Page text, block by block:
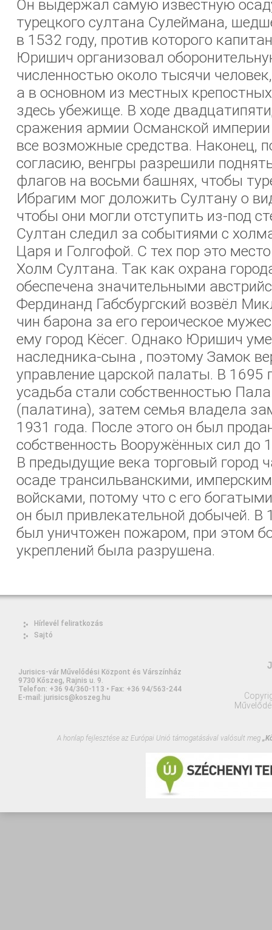
Он выдержал самую известную
турецкого султана Сулеймана,
в 1532 году, против которого
Юришич организовал
численностью около тысячи
а в основном из местных
здесь убежище. В ходе
сражения армии Османской
все возможные средства. Наконец,
согласию, венгры разрешили
флагов на восьми башнях, чтобы
Ибрагим мог доложить Султану о
чтобы они могли отступить из-под
Султан следил за событиями с
Царя и Голгофой. С тех пор это
Холм Султана. Так как охрана
обеспечена значительными
Фердинанд Габсбургский возвёл
чин барона за его героическое
ему город Кёсег. Однако Юришич
наследника-сына , поэтому Замок
управление царской палаты. В 1695
усадьба стали собственностью
(палатина), затем семья владела
1931 года. После этого он был
собственность Вооружённых сил до
В предыдущие века торговый город
осаде трансильванскими,
войсками, потому что с его
он был привлекательной добычей. В
был уничтожен пожаром, при этом
укреплений была разрушена.
Hírlevél feliratkozás
Sajtó
Jurisics-vár Művelődési Központ és Várszínház
9730 Kőszeg, Rajnis u. 9.
Telefon: +36 94/360-113 • Fax: +36 94/563-244
E-mail: jurisics@koszeg.hu
A honlap fejlesztése az Európai Unió támogatásával valósult meg